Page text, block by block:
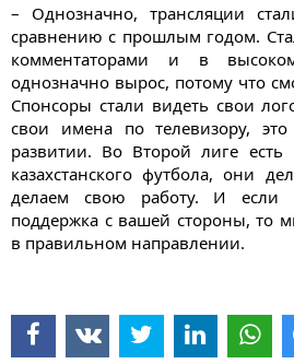
– Однозначно, трансляции
сравнению с прошлым годом.
комментаторами и в
однозначно вырос, потому что
Спонсоры стали видеть свои
свои имена по телевизору,
развитии. Во Второй лиге
казахстанского футбола, они
делаем свою работу. И если
поддержка с вашей стороны, то
в правильном направлении.